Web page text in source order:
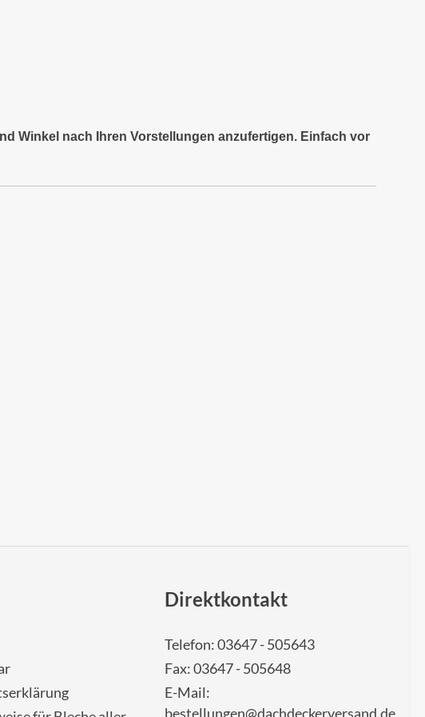
Winkel nach Ihren Vorstellungen anzufertigen. Einfach vor
Direktkontakt
Telefon: 03647 - 505643
Fax: 03647 - 505648
E-Mail:
bestellungen@dachdeckerversand.de